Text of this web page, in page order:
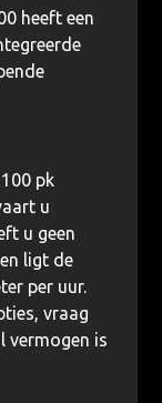
heeft een
pk
u
u geen
ligt de
per uur.
vraag
vermogen is